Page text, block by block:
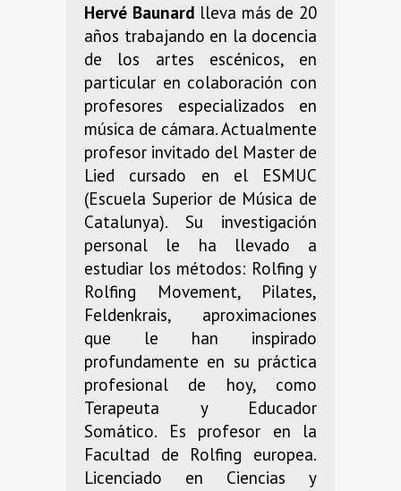
Hervé Baunard lleva más de 20
años trabajando en la docencia
de los artes escénicos, en
particular en colaboración con
profesores especializados en
música de cámara. Actualmente
profesor invitado del Master de
Lied cursado en el ESMUC
(Escuela Superior de Música de
Catalunya). Su investigación
personal le ha llevado a
estudiar los métodos: Rolfing y
Rolfing Movement, Pilates,
Feldenkrais, aproximaciones
que le han inspirado
profundamente en su práctica
profesional de hoy, como
Terapeuta y Educador
Somático. Es profesor en la
Facultad de Rolfing europea.
Licenciado en Ciencias y